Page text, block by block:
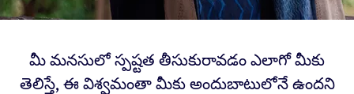
మీ మనసులో స్పష్టత తీసుకురావడం ఎలాగో మీకు
తెలిస్తే, ఈ విశ్వమంతా మీకు అందుబాటులోనే ఉందని